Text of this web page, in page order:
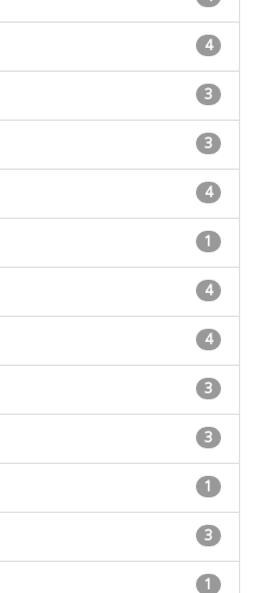
4
3
3
4
1
4
4
3
3
1
3
1